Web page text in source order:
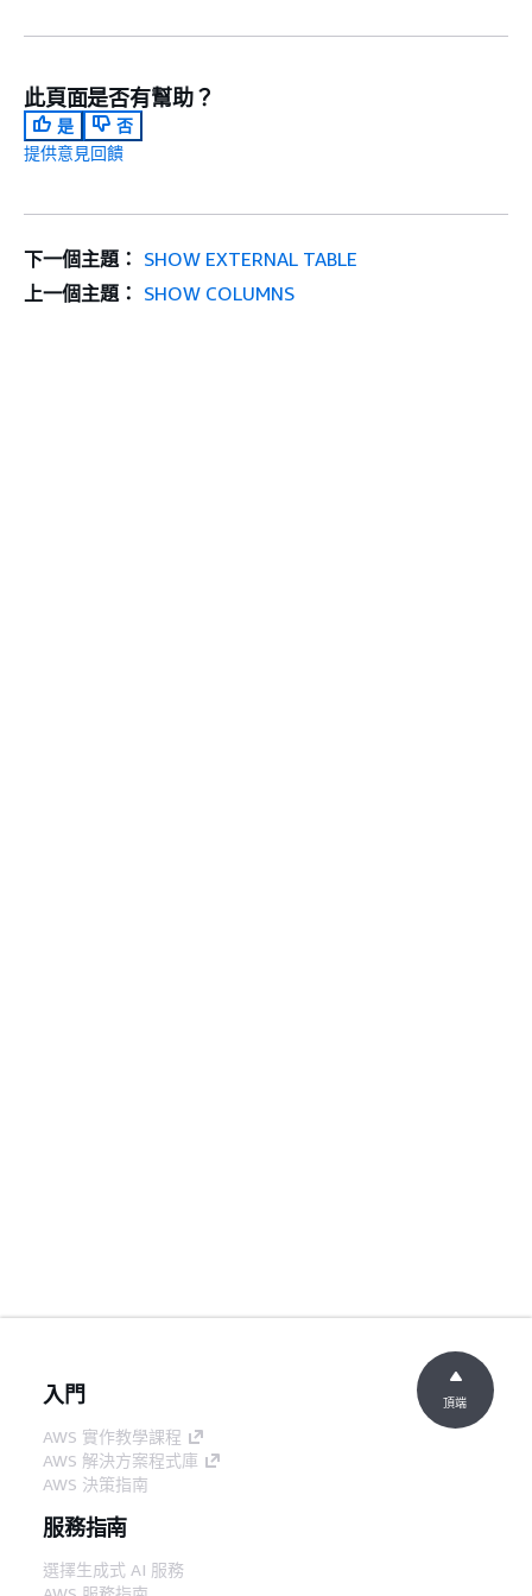
此頁面是否有幫助？
是
否
提供意見回饋
下一個主題： SHOW EXTERNAL TABLE
上一個主題： SHOW COLUMNS
入門
AWS 實作教學課程
AWS 解決方案程式庫
AWS 決策指南
服務指南
選擇生成式 AI 服務
頂端